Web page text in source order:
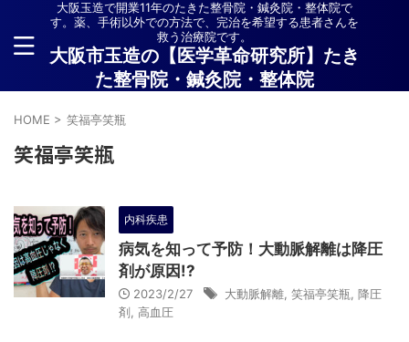
大阪玉造で開業11年のたきた整骨院・鍼灸院・整体院で
す。薬、手術以外での方法で、完治を希望する患者さんを
救う治療院です。
大阪市玉造の【医学革命研究所】たき
た整骨院・鍼灸院・整体院
HOME > 笑福亭笑瓶
笑福亭笑瓶
内科疾患
病気を知って予防！大動脈解離は降圧
剤が原因!?
2023/2/27 大動脈解離 笑福亭笑瓶 降圧
剤 高血圧